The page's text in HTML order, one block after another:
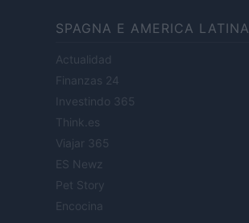
SPAGNA E AMERICA LATINA
Actualidad
Finanzas 24
Investindo 365
Think.es
Viajar 365
ES Newz
Pet Story
Encocina